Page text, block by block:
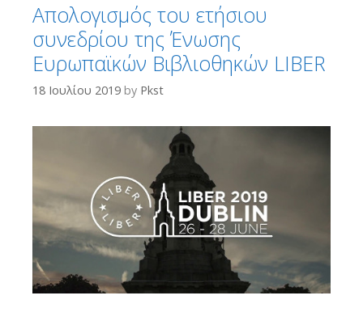
Απολογισμός του ετήσιου
συνεδρίου της Ένωσης
Ευρωπαϊκών Βιβλιοθηκών LIBER
18 Ιουλίου 2019 by Pkst